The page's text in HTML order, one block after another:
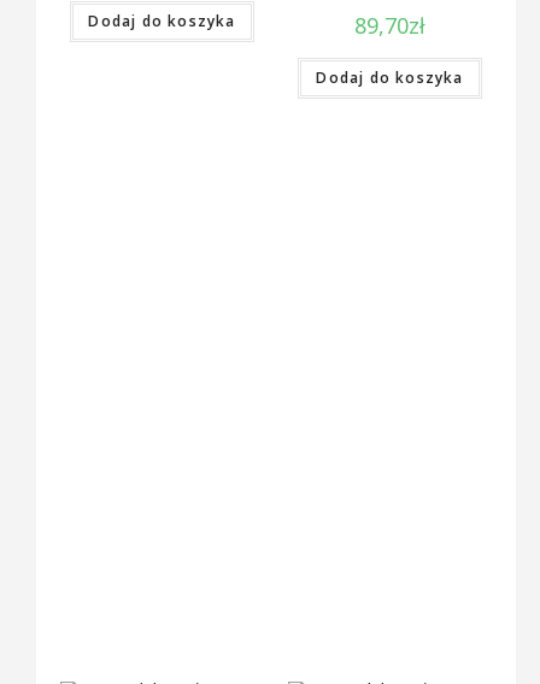
Dodaj do koszyka 89,70zł
Dodaj do koszyka